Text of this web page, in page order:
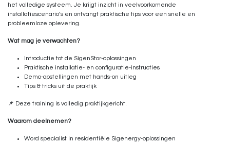
het volledige systeem. Je krijgt inzicht in veelvoorkomende
installatiescenario’s en ontvangt praktische tips voor een snelle en
probleemloze oplevering.
Wat mag je verwachten?
Introductie tot de SigenStor-oplossingen
Praktische installatie- en configuratie-instructies
Demo-opstellingen met hands-on uitleg
Tips & tricks uit de praktijk
📌 Deze training is volledig praktijkgericht.
Waarom deelnemen?
Word specialist in residentiële Sigenergy-oplossingen